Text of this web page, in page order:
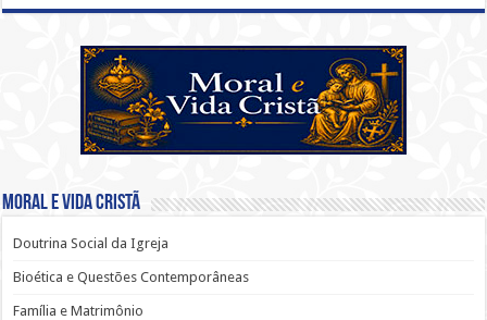
Moral e Vida Cristã
Doutrina Social da Igreja
Bioética e Questões Contemporâneas
Família e Matrimônio